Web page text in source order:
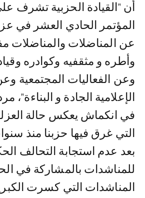
أن "القيادة الحزبية تشرف
المؤتمر الحادي العشر في
عن المناضلات والمناضلات
وأطره و مثقفيه وكوادره
وعن الفعاليات المجتمعية
الإعلامية الجادة و البناءة"،
في انكماش يعكس حالة
التي غرق فيها حزبنا منذ
بعد عدم استجابة التحالف
للمناشدات بالمشاركة في
المناشدات التي كسرت